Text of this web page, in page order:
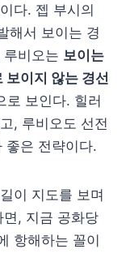
다. 젭 부시의
해서 보이는 경
비오는 보이는
보이지 않는 경선
로 보인다. 힐러
, 루비오도 선전
좋은 전략이다.
이 지도를 보며
, 지금 공화당
항해하는 꼴이